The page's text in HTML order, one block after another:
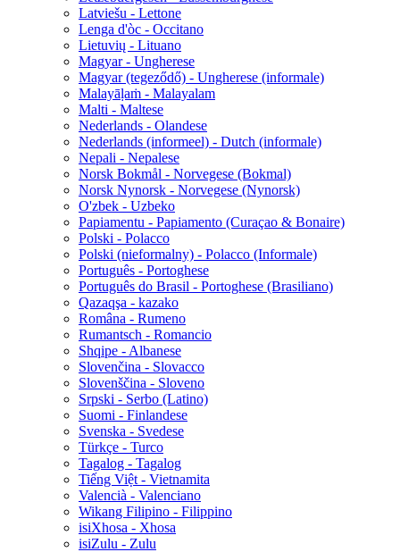
Latviešu - Lettone
Lenga d'òc - Occitano
Lietuvių - Lituano
Magyar - Ungherese
Magyar (tegeződő) - Ungherese (informale)
Malayāḷaṁ - Malayalam
Malti - Maltese
Nederlands - Olandese
Nederlands (informeel) - Dutch (informale)
Nepali - Nepalese
Norsk Bokmål - Norvegese (Bokmal)
Norsk Nynorsk - Norvegese (Nynorsk)
O'zbek - Uzbeko
Papiamentu - Papiamento (Curaçao & Bonaire)
Polski - Polacco
Polski (nieformalny) - Polacco (Informale)
Português - Portoghese
Português do Brasil - Portoghese (Brasiliano)
Qazaqşa - kazako
Româna - Rumeno
Rumantsch - Romancio
Shqipe - Albanese
Slovenčina - Slovacco
Slovenščina - Sloveno
Srpski - Serbo (Latino)
Suomi - Finlandese
Svenska - Svedese
Türkçe - Turco
Tagalog - Tagalog
Tiếng Việt - Vietnamita
Valencià - Valenciano
Wikang Filipino - Filippino
isiXhosa - Xhosa
isiZulu - Zulu